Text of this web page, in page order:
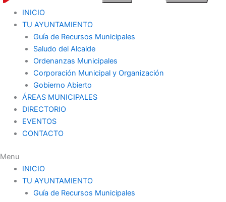
INICIO
TU AYUNTAMIENTO
Guía de Recursos Municipales
Saludo del Alcalde
Ordenanzas Municipales
Corporación Municipal y Organización
Gobierno Abierto
ÁREAS MUNICIPALES
DIRECTORIO
EVENTOS
CONTACTO
Menu
INICIO
TU AYUNTAMIENTO
Guía de Recursos Municipales